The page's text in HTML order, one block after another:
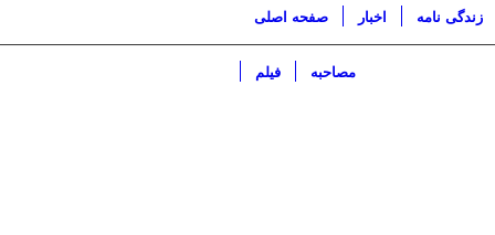
صفحه اصلی اخبار زندگی نامه
فیلم مصاحبه